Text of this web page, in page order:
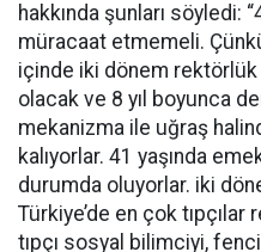
hakkında şunları söyledi:
müracaat etmemeli.
içinde iki dönem rektörlük
olacak ve 8 yıl boyunca
mekanizma ile uğraş
kalıyorlar. 41 yaşında
durumda oluyorlar. iki
Türkiye’de en çok tıpçılar
tıpçı sosyal bilimciyi,